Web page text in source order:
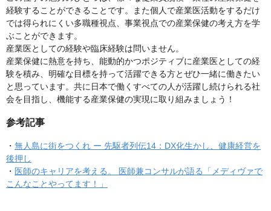
経験することができることです。また個人で産業医活動をするだけ
では得られにくい多職種視点、事業視点での産業保健の考え方を学
ぶことができます。
産業医としての経験や臨床経験は問いません。
産業保健に熱意を持ち、能動的かつポジティブに産業医としての経
験を積み、明確な目標を持って活躍できる方とぜひ一緒に働きたい
と思っています。共に日本で働くすべての人が活躍し続けられる社
会を目指し、機能する産業保健の実現に取り組みましょう！
参考記事
・ 無人島に街をつくれ ー 先駆者列伝14：DX化生かし、健康経営を
後押し
・ 医師のキャリアを考える。 医師兼コンサルが語る「メディヴァで
こんなことやってます！」